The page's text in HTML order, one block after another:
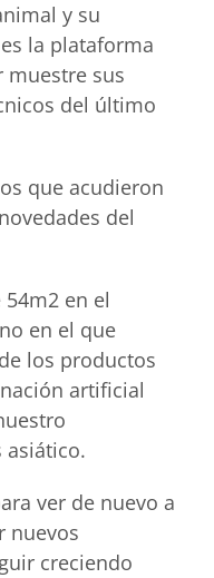
y su
la plataforma
muestre sus
del último
que acudieron
del
en el
en el que
los productos
artificial
asiático.
ver de nuevo a
nuevos
creciendo